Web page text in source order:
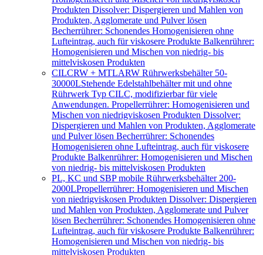
Produkten Dissolver: Dispergieren und Mahlen von
Produkten, Agglomerate und Pulver lösen
Becherrührer: Schonendes Homogenisieren ohne
Lufteintrag, auch für viskosere Produkte Balkenrührer:
Homogenisieren und Mischen von niedrig- bis
mittelviskosen Produkten
CILCRW + MTLARW Rührwerksbehälter 50-
30000LStehende Edelstahlbehälter mit und ohne
Rührwerk Typ CILC, modifizierbar für viele
Anwendungen. Propellerrührer: Homogenisieren und
Mischen von niedrigviskosen Produkten Dissolver:
Dispergieren und Mahlen von Produkten, Agglomerate
und Pulver lösen Becherrührer: Schonendes
Homogenisieren ohne Lufteintrag, auch für viskosere
Produkte Balkenrührer: Homogenisieren und Mischen
von niedrig- bis mittelviskosen Produkten
PL, KC und SBP mobile Rührwerksbehälter 200-
2000LPropellerrührer: Homogenisieren und Mischen
von niedrigviskosen Produkten Dissolver: Dispergieren
und Mahlen von Produkten, Agglomerate und Pulver
lösen Becherrührer: Schonendes Homogenisieren ohne
Lufteintrag, auch für viskosere Produkte Balkenrührer:
Homogenisieren und Mischen von niedrig- bis
mittelviskosen Produkten